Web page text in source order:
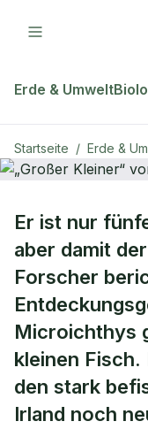
Erde & Umwelt
Startseite / Erde &
„Großer
Er ist nur
aber damit
Forscher
Microichthys
kleinen Fisch.
den stark
Irland noch